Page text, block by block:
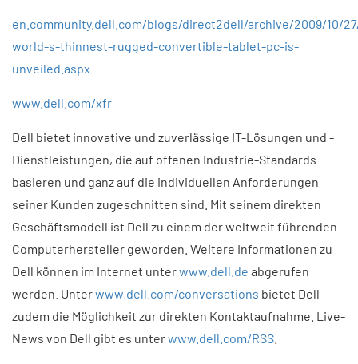
en.community.dell.com/blogs/direct2dell/archive/2009/10/
world-s-thinnest-rugged-convertible-tablet-pc-is-
unveiled.aspx
www.dell.com/xfr
Dell bietet innovative und zuverlässige IT-Lösungen und -
Dienstleistungen, die auf offenen Industrie-Standards
basieren und ganz auf die individuellen Anforderungen
seiner Kunden zugeschnitten sind. Mit seinem direkten
Geschäftsmodell ist Dell zu einem der weltweit führenden
Computerhersteller geworden. Weitere Informationen zu
Dell können im Internet unterwww.dell.de abgerufen
werden. Unterwww.dell.com/conversations bietet Dell
zudem die Möglichkeit zur direkten Kontaktaufnahme. Live-
News von Dell gibt es unterwww.dell.com/RSS